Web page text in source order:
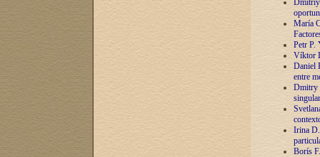
Dmitriy
María
Petr P.
Víktor
Daniel
entre
Dmitry
Irina
Borís